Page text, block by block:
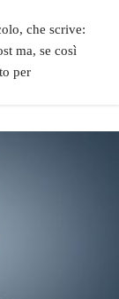
che scrive:
ma, se così
per